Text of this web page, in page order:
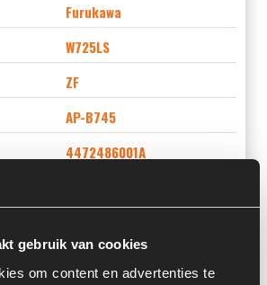
gebruik van cookies
om content en advertenties te
Furukawa
W725LS
ZF
AP-B745
4472486001A